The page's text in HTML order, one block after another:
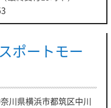
ポートモー
川県横浜市都筑区中川